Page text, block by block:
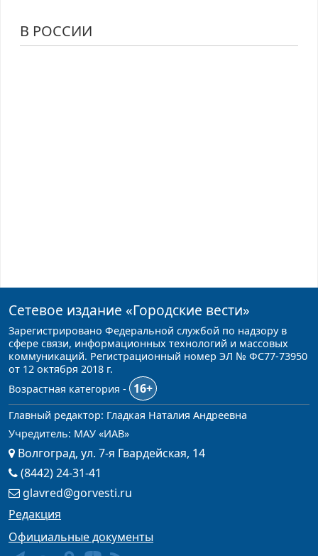
В РОССИИ
Сетевое издание «Городские вести»
Зарегистрировано Федеральной службой по надзору в
сфере связи, информационных технологий и массовых
коммуникаций. Регистрационный номер ЭЛ № ФС77-73950
от 12 октября 2018 г.
Возрастная категория -
16+
Главный редактор: Гладкая Наталия Андреевна
Учредитель: МАУ «ИАВ»
Волгоград, ул. 7-я Гвардейская, 14
(8442) 24-31-41
glavred@gorvesti.ru
Редакция
Официальные документы